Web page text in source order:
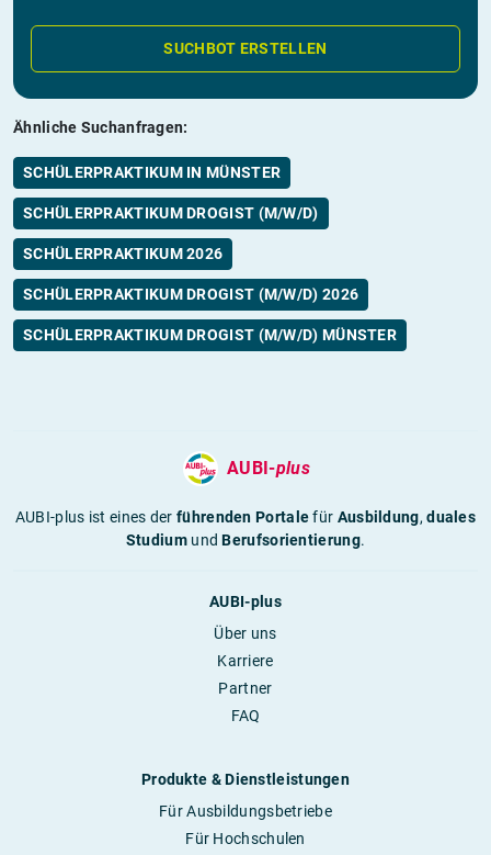
SUCHBOT ERSTELLEN
Ähnliche Suchanfragen:
SCHÜLERPRAKTIKUM IN MÜNSTER
SCHÜLERPRAKTIKUM DROGIST (M/W/D)
SCHÜLERPRAKTIKUM 2026
SCHÜLERPRAKTIKUM DROGIST (M/W/D) 2026
SCHÜLERPRAKTIKUM DROGIST (M/W/D) MÜNSTER
AUBI-plus
AUBI-plus ist eines derführenden Portalefür Ausbildung,duales
StudiumundBerufsorientierung.
AUBI-plus
Über uns
Karriere
Partner
FAQ
Produkte & Dienstleistungen
Für Ausbildungsbetriebe
Für Hochschulen